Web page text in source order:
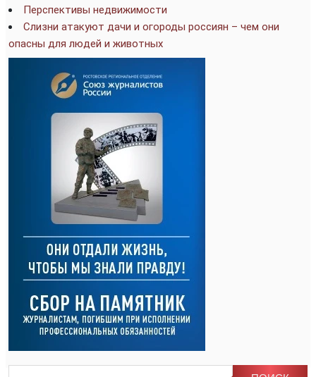
Перспективы недвижимости
Слизни атакуют дачи и огороды россиян – чем они
опасны для людей и животных